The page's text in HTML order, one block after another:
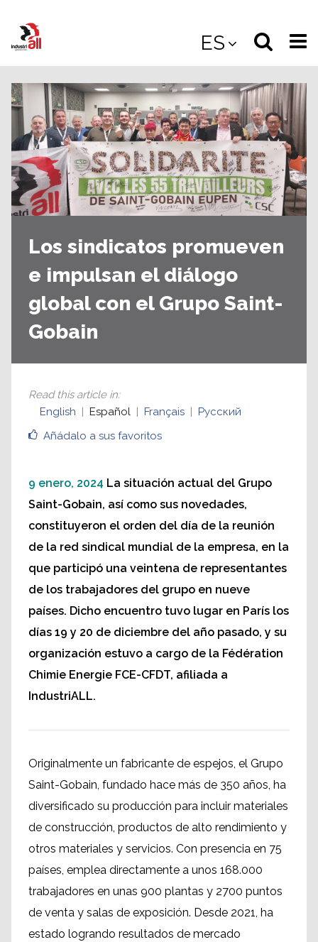
main
ES
Select
the
site
Los sindicatos promueven
e impulsan el diálogo
global con el Grupo Saint-
Gobain
Añádalo a sus favoritos
Read this article in:
English
Español Français Русский
9 enero, 2024 La situación actual del Grupo
Saint-Gobain, así como sus novedades,
constituyeron el orden del día de la reunión
de la red sindical mundial de la empresa, en la
que participó una veintena de representantes
de los trabajadores del grupo en nueve
países. Dicho encuentro tuvo lugar en París los
días 19 y 20 de diciembre del año pasado, y su
organización estuvo a cargo de la Fédération
Chimie Energie FCE-CFDT, afiliada a
IndustriALL.
Originalmente un fabricante de espejos, el Grupo
Saint-Gobain, fundado hace más de 350 años, ha
diversificado su producción para incluir materiales
de construcción, productos de alto rendimiento y
otros materiales y servicios. Con presencia en 75
países, emplea directamente a unos 168.000
trabajadores en unas 900 plantas y 2700 puntos
de venta y salas de exposición. Desde 2021, ha
estado logrando resultados de mercado